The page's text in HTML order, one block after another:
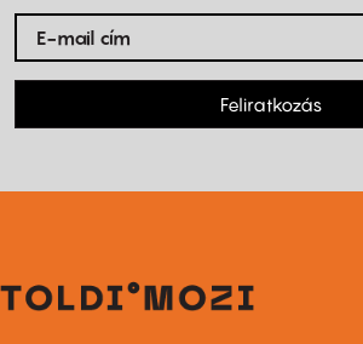
Feliratkozás